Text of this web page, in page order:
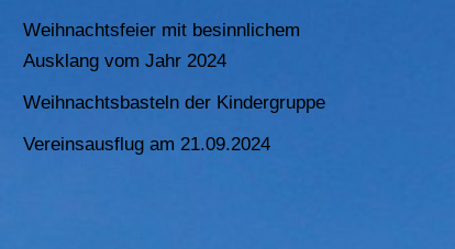
Weihnachtsfeier mit besinnlichem
Ausklang vom Jahr 2024
Weihnachtsbasteln der Kindergruppe
Vereinsausflug am 21.09.2024